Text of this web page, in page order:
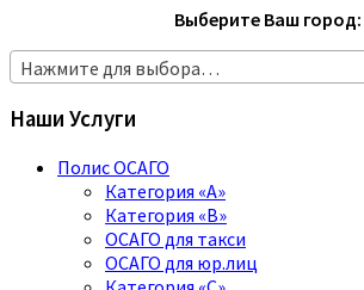
Выберите Ваш город:
Нажмите для выбора…
Наши Услуги
Полис ОСАГО
Категория «A»
Категория «B»
ОСАГО для такси
ОСАГО для юр.лиц